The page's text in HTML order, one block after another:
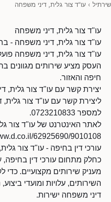
שירתיל › עו"ד צור גלית, דיני משפחה
עו"ד צור גלית, דיני משפחה
עו"ד צור גלית, דיני משפחה -
עו"ד צור גלית, דיני משפחה
העסק מציע שירותים מגוונים
חיפה והאזור.
יצירת קשר עם עו"ד צור גלית,
ליצירת קשר עם עו"ד צור
למספר 0723210833.
לאתר האינטרנט של עו"ד צור
62925690/9010108/
עורכי דין בחיפה - עו"ד צור
כחלק מתחום עורכי דין בחיפה,
מעניק שירותים מקצועיים. כדי
השירותים, עלויות ומועדי
דיני משפחה ישירות.